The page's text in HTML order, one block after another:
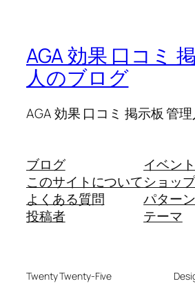
AGA 効果 口コミ
人のブログ
AGA 効果 口コミ 掲示板 管
ブログ
このサイトについて
よくある質問
投稿者
イベント
ショップ
パターン
テーマ
Twenty Twenty-Five